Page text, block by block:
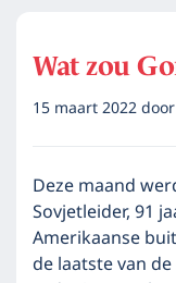
Wat zou
15 maart 2022door
Deze maand
Sovjetleider, 91
Amerikaanse
de laatste van